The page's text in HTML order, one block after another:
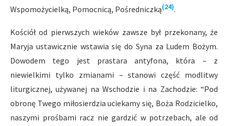
Wspomożycielką, Pomocnicą, Pośredniczką(24).
Kościół od pierwszych wieków zawsze był przekonany, że
Maryja ustawicznie wstawia się do Syna za Ludem Bożym.
Dowodem tego jest prastara antyfona, która – z
niewielkimi tylko zmianami – stanowi część modlitwy
liturgicznej, używanej na Wschodzie i na Zachodzie: “Pod
obronę Twego miłosierdzia uciekamy się, Boża Rodzicielko,
naszymi prośbami racz nie gardzić w potrzebach, ale od